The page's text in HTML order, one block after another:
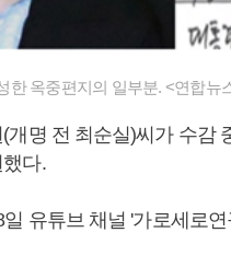
한 옥중편지의 일부분. <연합뉴
개명 전 최순실)씨가 수감
다.
유튜브 채널 '가로세로